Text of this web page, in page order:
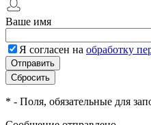
Ваше имя
Я согласен на обработку
* - Поля, обязательные для